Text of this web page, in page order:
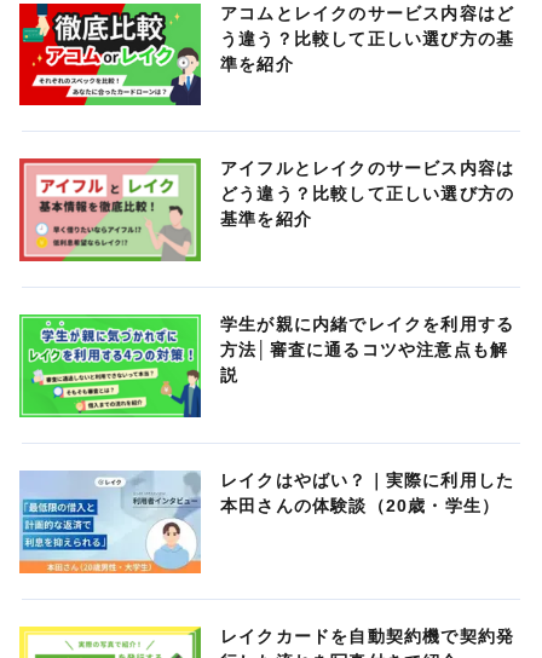
アコムとレイクのサービス内容はど
う違う？比較して正しい選び方の基
準を紹介
アイフルとレイクのサービス内容は
どう違う？比較して正しい選び方の
基準を紹介
学生が親に内緒でレイクを利用する
方法│審査に通るコツや注意点も解
説
レイクはやばい？｜実際に利用した
本田さんの体験談（20歳・学生）
レイクカードを自動契約機で契約発